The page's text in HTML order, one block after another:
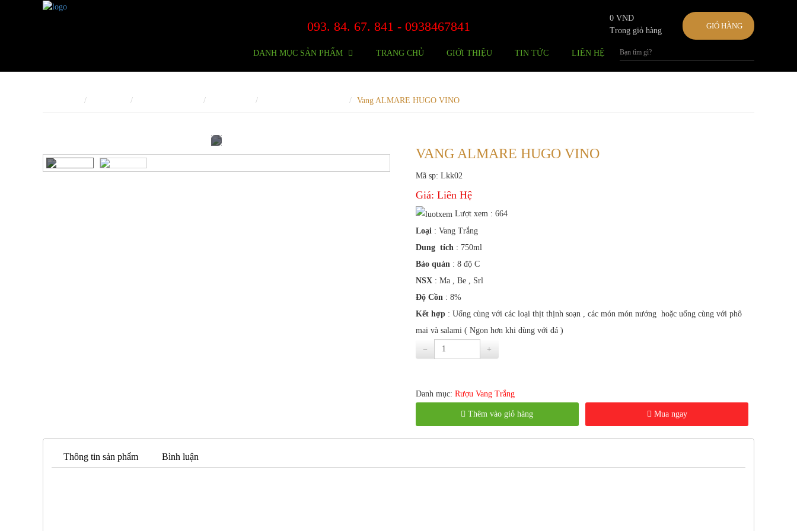
093. 84. 67. 841 - 0938467841
0 VND
Trong giỏ hàng
GIỎ HÀNG
DANH MỤC SẢN PHẨM TRANG CHỦ GIỚI THIỆU TIN TỨC LIÊN HỆ
Vang ALMARE HUGO VINO
VANG ALMARE HUGO VINO
Mã sp: Lkk02
Giá: Liên Hệ
Lượt xem : 664
Loại : Vang Trắng
Dung tích : 750ml
Bảo quản : 8 độ C
NSX : Ma , Be , Srl
Độ Cồn : 8%
Kết hợp : Uống cùng với các loại thịt thịnh soạn , các món món nướng hoặc uống cùng với phô
mai và salami ( Ngon hơn khi dùng với đá )
Danh mục: Rượu Vang Trắng
Thêm vào giỏ hàng Mua ngay
Thông tin sản phẩm Bình luận